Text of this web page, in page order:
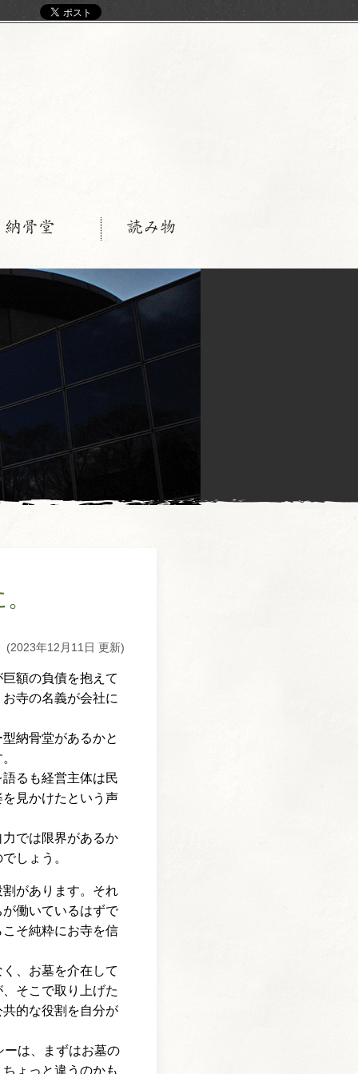
骨堂 読み物
(2023年12月11日 更新)
額の負債を抱えて
寺の名義が会社に
納骨堂があるかと
るも経営主体は民
見かけたという声
では限界があるか
しょう。
があります。それ
働いているはずで
そ純粋にお寺を信
、お墓を介在して
そこで取り上げた
的な役割を自分が
は、まずはお墓の
ょっと違うのかも